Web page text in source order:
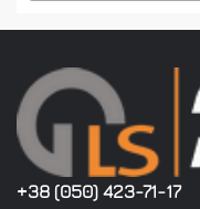
+38 (050) 423-71-17